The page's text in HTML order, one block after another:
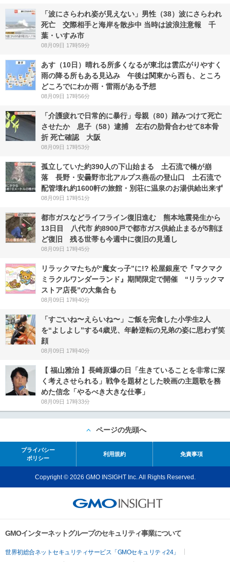
「波にさらわれ姿が見えない」男性（38）波にさらわれ
死亡 交際相手と海岸を散歩中 当時は波浪注意報 千
葉・いすみ市
08月09日 17時59分
あす（10日）晴れる所多くなるが東北は雲広がりやすく
雨の降る所もある見込み 午後は関東から西も、ところ
どころでにわか雨・雷雨がある予想
08月09日 17時56分
「介護疲れで日常的に暴行」母親（80）踏みつけて死亡
させたか 息子（58）逮捕 左右の肋骨合わせて8本骨
折 死亡確認 大阪
08月09日 17時53分
孤立していた約390人の下山始まる 土石流で橋が崩
落 長野・安曇野市北アルプス燕岳の登山口 土石流で
配管壊れ約1600軒の旅館・別荘に温泉のお湯供給出来ず
08月09日 17時51分
都市ガスなどライフライン復旧進む 熊本地震発生から
13日目 八代市 約8900戸で都市ガス供給止まるが5割ほ
ど復旧 残る世帯も今週中に復旧の見通し
08月09日 17時45分
リラックマたちが“魔女っ子”に!? 松屋銀座で『マクマク
ミラクルワンダーランド』期間限定で開催 “リラックマ
ストア店長”の大集合も
08月09日 17時40分
「すごいね〜えらいね〜」ご飯を完食した小学生2人
を“よしよし”する4歳児、年齢逆転の兄弟の姿に思わず笑
顔
08月09日 17時40分
【 福山雅治 】長崎原爆の日「生きていることを非常に深
く考えさせられる」戦争を題材とした映画の主題歌を務
めた信念「やるべき大きな仕事」
08月09日 17時33分
ページの先頭へ
プライバシー
ポリシー
利用規約 免責事項
Copyright © 2026 GMO INSIGHT Inc. All Rights Reserved.
GMOインターネットグループのセキュリティ事業について
世界初総合ネットセキュリティサービス「GMOセキュリティ24」